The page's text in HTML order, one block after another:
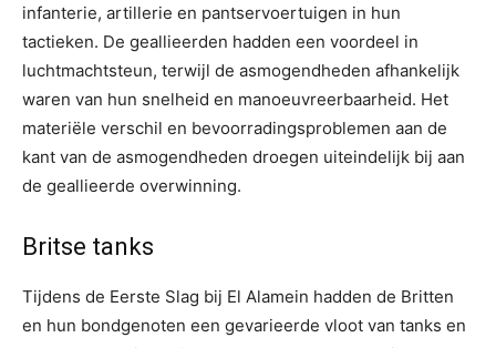
infanterie, artillerie en pantservoertuigen in hun
tactieken. De geallieerden hadden een voordeel in
luchtmachtsteun, terwijl de asmogendheden afhankelijk
waren van hun snelheid en manoeuvreerbaarheid. Het
materiële verschil en bevoorradingsproblemen aan de
kant van de asmogendheden droegen uiteindelijk bij aan
de geallieerde overwinning.
Britse tanks
Tijdens de Eerste Slag bij El Alamein hadden de Britten
en hun bondgenoten een gevarieerde vloot van tanks en